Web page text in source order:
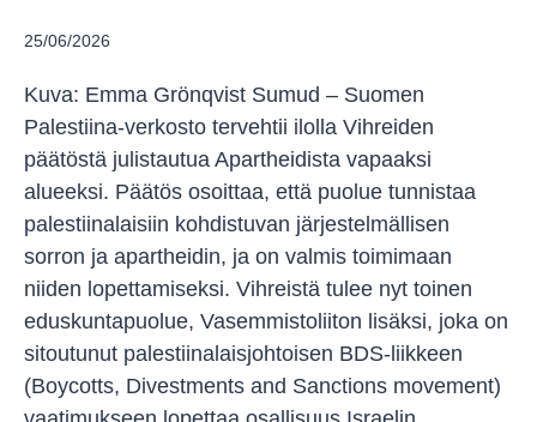
25/06/2026
Kuva: Emma Grönqvist Sumud – Suomen
Palestiina-verkosto tervehtii ilolla Vihreiden
päätöstä julistautua Apartheidista vapaaksi
alueeksi. Päätös osoittaa, että puolue tunnistaa
palestiinalaisiin kohdistuvan järjestelmällisen
sorron ja apartheidin, ja on valmis toimimaan
niiden lopettamiseksi. Vihreistä tulee nyt toinen
eduskuntapuolue, Vasemmistoliiton lisäksi, joka on
sitoutunut palestiinalaisjohtoisen BDS-liikkeen
(Boycotts, Divestments and Sanctions movement)